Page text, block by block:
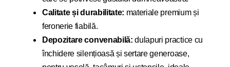
Calitate și durabilitate: materiale premium și
feronerie fiabilă.
Depozitare convenabilă:dulapuri practice cu
închidere silențioasă și sertare generoase,